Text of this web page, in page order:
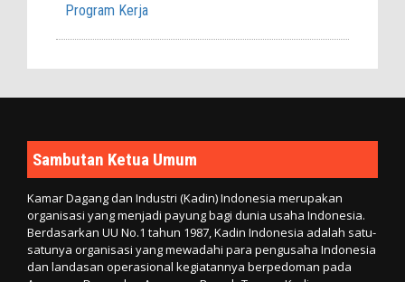
Program Kerja
Sambutan Ketua Umum
Kamar Dagang dan Industri (Kadin) Indonesia merupakan
organisasi yang menjadi payung bagi dunia usaha Indonesia.
Berdasarkan UU No.1 tahun 1987, Kadin Indonesia adalah satu-
satunya organisasi yang mewadahi para pengusaha Indonesia
dan landasan operasional kegiatannya berpedoman pada